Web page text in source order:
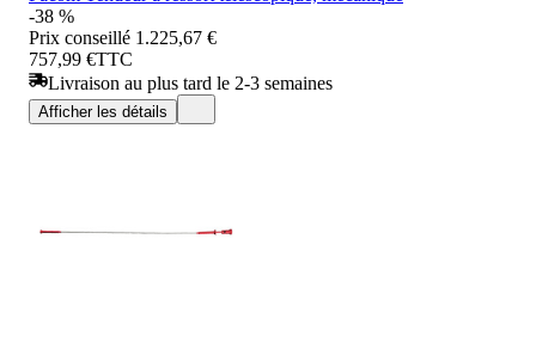
-38 %
Prix conseillé 1.225,67 €
757,99 €TTC
Livraison au plus tard le 2-3 semaines
Afficher les détails